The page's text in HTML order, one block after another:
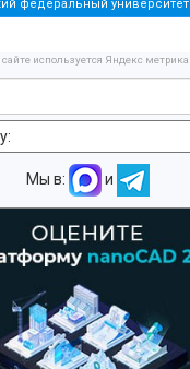
федеральный университет
сайте используется Яндекс метрика
Мы в: и